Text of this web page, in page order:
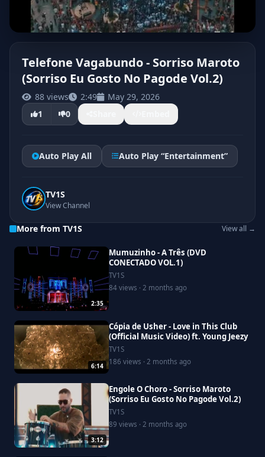
Telefone Vagabundo - Sorriso Maroto
(Sorriso Eu Gosto No Pagode Vol.2)
88 views 2:49
May 29, 2026
1
0
Auto Play All Auto Play “Entertainment”
TV1S
View Channel
More from TV1S View all →
2:35
Mumuzinho - A Três (DVD
CONECTADO VOL.1)
TV1S
84 views · 2 months ago
6:14
Cópia de Usher - Love in This Club
(Official Music Video) ft. Young Jeezy
TV1S
186 views · 2 months ago
3:12
Engole O Choro - Sorriso Maroto
(Sorriso Eu Gosto No Pagode Vol.2)
TV1S
89 views · 2 months ago